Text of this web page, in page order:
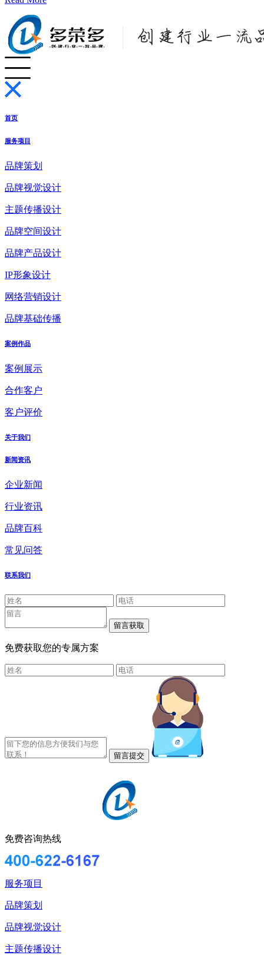
首页
服务项目
品牌策划
品牌视觉设计
主题传播设计
品牌空间设计
品牌产品设计
IP形象设计
网络营销设计
品牌基础传播
案例作品
案例展示
合作客户
客户评价
关于我们
新闻资讯
企业新闻
行业资讯
品牌百科
常见问答
联系我们
免费获取您的专属方案
免费咨询热线
服务项目
品牌策划
品牌视觉设计
主题传播设计